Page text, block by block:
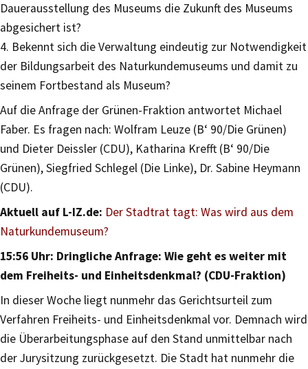
Dauerausstellung des Museums die Zukunft des Museums
abgesichert ist?
4. Bekennt sich die Verwaltung eindeutig zur Notwendigkeit
der Bildungsarbeit des Naturkundemuseums und damit zu
seinem Fortbestand als Museum?
Auf die Anfrage der Grünen-Fraktion antwortet Michael
Faber. Es fragen nach: Wolfram Leuze (B‘ 90/Die Grünen)
und Dieter Deissler (CDU), Katharina Krefft (B‘ 90/Die
Grünen), Siegfried Schlegel (Die Linke), Dr. Sabine Heymann
(CDU).
Aktuell auf L-IZ.de: Der Stadtrat tagt: Was wird aus dem
Naturkundemuseum?
15:56 Uhr: Dringliche Anfrage: Wie geht es weiter mit
dem Freiheits- und Einheitsdenkmal? (CDU-Fraktion)
In dieser Woche liegt nunmehr das Gerichtsurteil zum
Verfahren Freiheits- und Einheitsdenkmal vor. Demnach wird
die Überarbeitungsphase auf den Stand unmittelbar nach
der Jurysitzung zurückgesetzt. Die Stadt hat nunmehr die